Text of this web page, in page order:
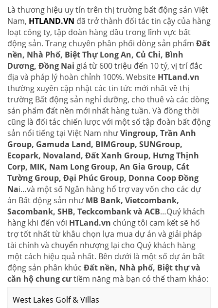
Là thương hiệu uy tín trên thị trường bất động sản Việt
Nam, HTLAND.VN đã trở thành đối tác tin cậy của hàng
loạt công ty, tập đoàn hàng đầu trong lĩnh vực bất
động sản. Trang chuyên phân phối dòng sản phẩm Đất
nền, Nhà Phố, Biệt Thự Long An, Củ Chi, Bình
Dương, Đồng Nai giá từ 600 triệu đến 10 tỷ, vị trí đắc
địa và pháp lý hoàn chỉnh 100%. Website HTLand.vn
thường xuyên cập nhật các tin tức mới nhất về thị
trường Bất động sản nghỉ dưỡng, cho thuê và các dòng
sản phẩm đất nền mới nhất hàng tuần. Và đồng thời
cũng là đối tác chiến lược với một số tập đoàn bất động
sản nổi tiếng tại Việt Nam nhưVingroup, Trần Anh
Group, Gamuda Land, BIMGroup, SUNGroup,
Ecopark, Novaland, Đất Xanh Group, Hưng Thịnh
Corp, MIK, Nam Long Group, An Gia Group, Cát
Tường Group, Đại Phúc Group, Donna Coop Đồng
Nai…và một số Ngân hàng hổ trợ vay vốn cho các dự
án Bất động sản như MB Bank, Vietcombank,
Sacombank, SHB, Teckcombank và ACB…Quý khách
hàng khi đến với HTLand.vn chúng tôi cam kết sẽ hổ
trợ tốt nhất từ khâu chọn lựa mua dự án và giải pháp
tài chính và chuyển nhượng lại cho Quý khách hàng
một cách hiệu quả nhất. Bên dưới là một số dự án bất
động sản phân khúc Đất nền, Nhà phố, Biệt thự và
căn hộ chung cưtiềm năng mà bạn có thể tham khảo:
West Lakes Golf & Villas